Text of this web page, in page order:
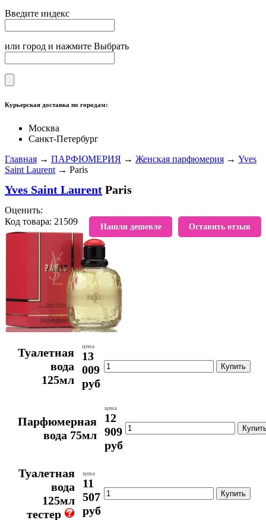
Введите индекс
или город и нажмите Выбрать
Курьерская доставка по городам:
Москва
Санкт-Петербург
Главная → ПАРФЮМЕРИЯ → Женская парфюмерия → Yves
Saint Laurent → Paris
Yves Saint Laurent Paris
Оставить отзыв
Нашли дешевле
Оценить:
Код товара: 21509
В избранное
Туалетная
вода
125мл
цена
13
009
руб
Парфюмерная
вода 75мл
цена
12
909
руб
Туалетная
вода
125мл
тестер
цена
11
507
руб